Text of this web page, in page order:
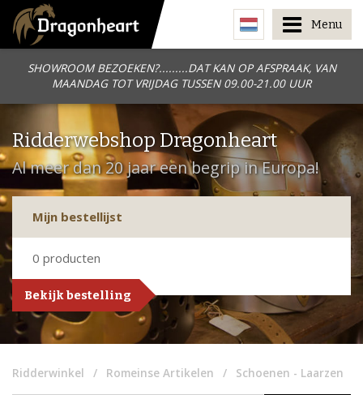
SHOWROOM BEZOEKEN?.........DAT KAN OP AFSPRAAK, VAN
MAANDAG TOT VRIJDAG TUSSEN 09.00-21.00 UUR
Menu
Ridderwebshop Dragonheart
Al meer dan 20 jaar een begrip in Europa!
Mijn bestellijst
0 producten
Bekijk bestelling
Ridderwinkel Romeinse Artikelen Schoenen - Laarzen